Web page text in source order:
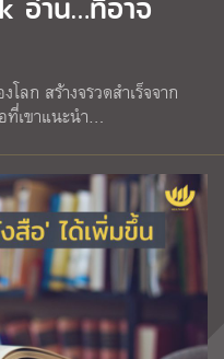
อ่าน…ที่อาจ
ลก สร้างจรวดสำเร็จจาก
ที่เขาแนะนำ…